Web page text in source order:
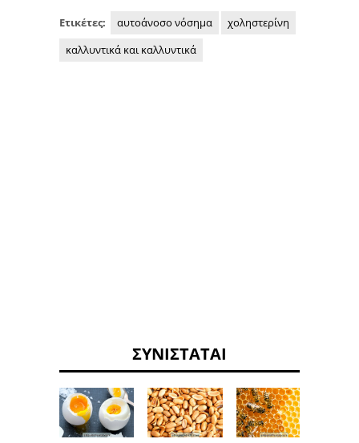
Ετικέτες: αυτοάνοσο νόσημα
χοληστερίνη
καλλυντικά και καλλυντικά
ΣΥΝΙΣΤΆΤΑΙ